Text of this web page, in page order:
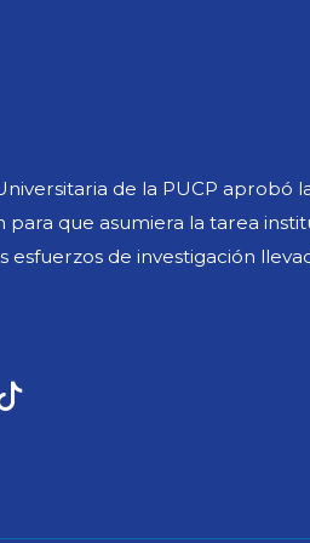
de la PUCP aprobó
que asumiera la tarea
de investigación